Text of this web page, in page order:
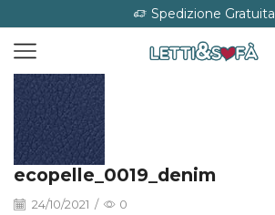
Spedizione Gratuita
ecopelle_0019_denim
24/10/2021 / 0